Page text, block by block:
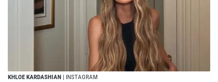
KHLOE KARDASHIAN | INSTAGRAM